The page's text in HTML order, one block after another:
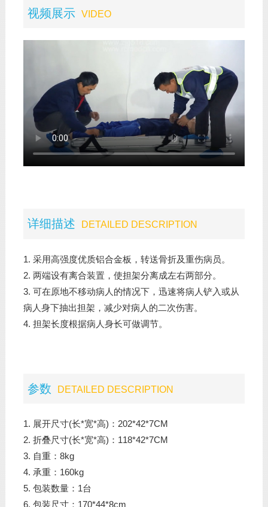
视频展示 VIDEO
详细描述 DETAILED DESCRIPTION
1. 采用高强度优质铝合金板，转送骨折及重伤病员。
2. 两端设有离合装置，使担架分离成左右两部分。
3. 可在原地不移动病人的情况下，迅速将病人铲入或从
病人身下抽出担架，减少对病人的二次伤害。
4. 担架长度根据病人身长可做调节。
参数 DETAILED DESCRIPTION
1. 展开尺寸(长*宽*高)：202*42*7CM
2. 折叠尺寸(长*宽*高)：118*42*7CM
3. 自重：8kg
4. 承重：160kg
5. 包装数量：1台
6. 包装尺寸：170*44*8cm